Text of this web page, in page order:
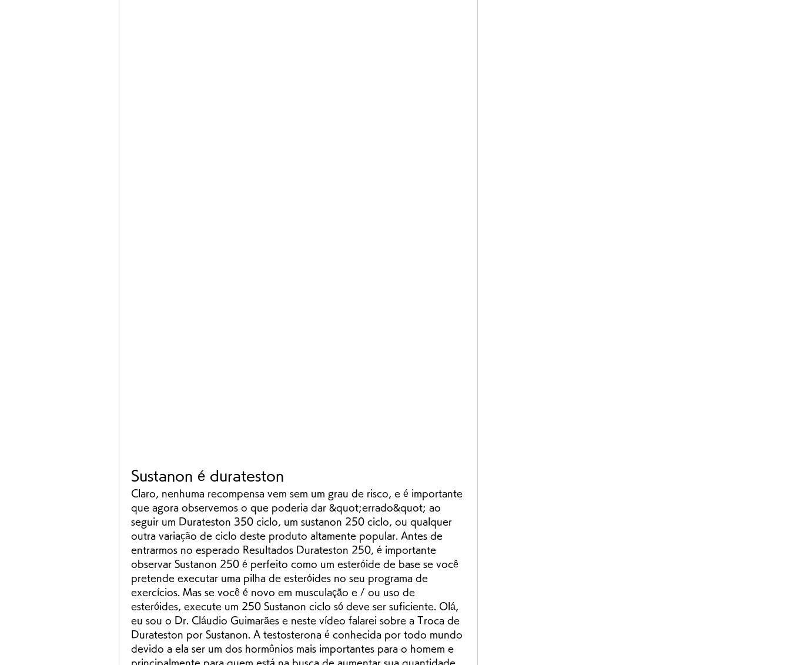
Sustanon é durateston
Claro, nenhuma recompensa vem sem um grau de risco, e é importante
que agora observemos o que poderia dar &quot;errado&quot; ao
seguir um Durateston 350 ciclo, um sustanon 250 ciclo, ou qualquer
outra variação de ciclo deste produto altamente popular. Antes de
entrarmos no esperado Resultados Durateston 250, é importante
observar Sustanon 250 é perfeito como um esteróide de base se você
pretende executar uma pilha de esteróides no seu programa de
exercícios. Mas se você é novo em musculação e / ou uso de
esteróides, execute um 250 Sustanon ciclo só deve ser suficiente. Olá,
eu sou o Dr. Cláudio Guimarães e neste vídeo falarei sobre a Troca de
Durateston por Sustanon. A testosterona é conhecida por todo mundo
devido a ela ser um dos hormônios mais importantes para o homem e
principalmente para quem está na busca de aumentar sua quantidade